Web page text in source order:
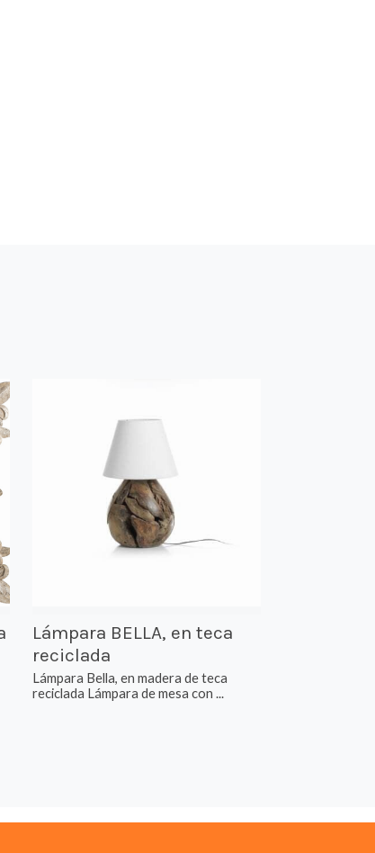
Lámpara BELLA, en teca
reciclada
Lámpara Bella, en madera de teca
reciclada Lámpara de mesa con ...